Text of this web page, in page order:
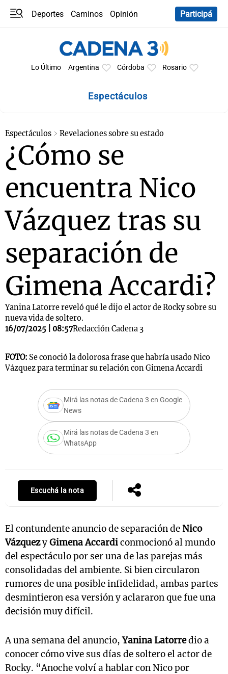
Deportes Caminos
Opinión
Participá
Lo Último Argentina Córdoba Rosario
Espectáculos
Espectáculos Revelaciones sobre su estado
¿Cómo se
encuentra Nico
Vázquez tras su
separación de
Gimena Accardi?
Yanina Latorre reveló qué le dijo el actor de Rocky sobre su
nueva vida de soltero.
16/07/2025 | 08:57Redacción Cadena 3
FOTO: Se conoció la dolorosa frase que habría usado Nico
Vázquez para terminar su relación con Gimena Accardi
Mirá las notas de Cadena 3 en Google
News
Mirá las notas de Cadena 3 en
WhatsApp
Escuchá la nota
El contundente anuncio de separación deNico
VázquezyGimena Accardiconmocionó al mundo
del espectáculo por ser una de las parejas más
consolidadas del ambiente. Si bien circularon
rumores de una posible infidelidad, ambas partes
desmintieron esa versión y aclararon que fue una
decisión muy difícil.
A una semana del anuncio,Yanina Latorredio a
conocer cómo vive sus días de soltero el actor de
Rocky. “Anoche volví a hablar con Nico por
Mundial 2026
La Sole en
Cadena 3